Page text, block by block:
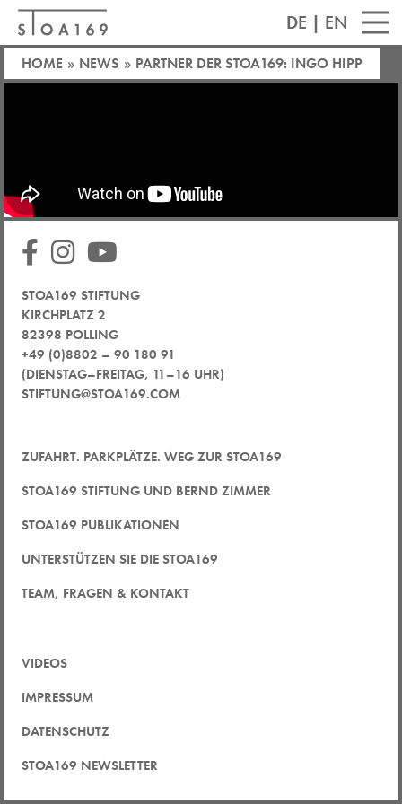
DE | EN
HOME » NEWS » PARTNER DER STOA169: INGO HIPP
STOA169 STIFTUNG
KIRCHPLATZ 2
82398 POLLING
+49 (0)8802 – 90 180 91
(DIENSTAG–FREITAG, 11–16 UHR)
STIFTUNG@STOA169.COM
ZUFAHRT. PARKPLÄTZE. WEG ZUR STOA169
STOA169 STIFTUNG UND BERND ZIMMER
STOA169 PUBLIKATIONEN
UNTERSTÜTZEN SIE DIE STOA169
TEAM, FRAGEN & KONTAKT
VIDEOS
IMPRESSUM
DATENSCHUTZ
STOA169 NEWSLETTER